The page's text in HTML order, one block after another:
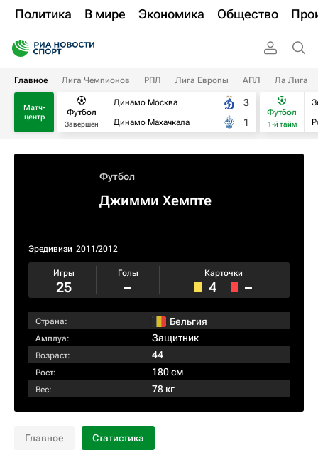
Политика В мире Экономика Общество
Главное Лига Чемпионов РПЛ Лига Европы АПЛ Ла Лига
Матч-
центр
Футбол
Завершен
Динамо Москва
Динамо Махачкала
3
1
Футбол
1-й тайм
Футбол
Джимми Хемпте
Эредивизи 2011/2012
Игры
25
Голы
–
Карточки
4 –
Страна: Бельгия
Амплуа: Защитник
Возраст: 44
Рост: 180 см
Вес: 78 кг
Главное Статистика